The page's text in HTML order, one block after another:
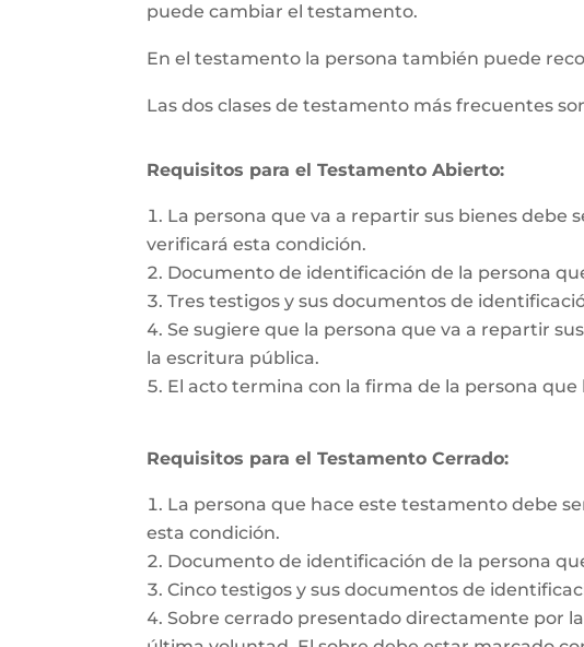
puede cambiar el testamento.
En el testamento la persona también puede
Las dos clases de testamento más frecuentes
Requisitos para el Testamento Abierto:
La persona que va a repartir sus bienes debe
verificará esta condición.
Documento de identificación de la persona
Tres testigos y sus documentos de
Se sugiere que la persona que va a repartir
la escritura pública.
El acto termina con la firma de la persona
Requisitos para el Testamento Cerrado:
La persona que hace este testamento debe
esta condición.
Documento de identificación de la persona
Cinco testigos y sus documentos de
Sobre cerrado presentado directamente por